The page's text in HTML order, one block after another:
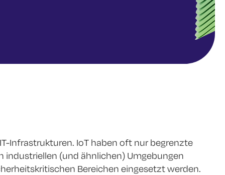
Infrastrukturen. IoT haben oft nur begrenzte
industriellen (und ähnlichen) Umgebungen
Bereichen eingesetzt werden.